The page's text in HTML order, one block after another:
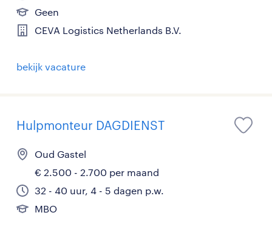
Geen
CEVA Logistics Netherlands B.V.
bekijk vacature
Hulpmonteur DAGDIENST
Oud Gastel
€ 2.500 - 2.700 per maand
32 - 40 uur, 4 - 5 dagen p.w.
MBO